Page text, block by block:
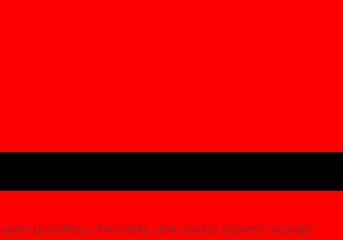
proměnou. Fanoušky však novým účesem nezaujal